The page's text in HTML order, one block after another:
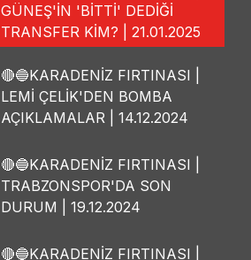
GÜNEŞ'İN 'BİTTİ' DEDİĞİ
TRANSFER KİM? | 21.01.2025
🔴🔵KARADENİZ FIRTINASI |
LEMİ ÇELİK'DEN BOMBA
AÇIKLAMALAR | 14.12.2024
🔴🔵KARADENİZ FIRTINASI |
TRABZONSPOR'DA SON
DURUM | 19.12.2024
🔴🔵KARADENİZ FIRTINASI |